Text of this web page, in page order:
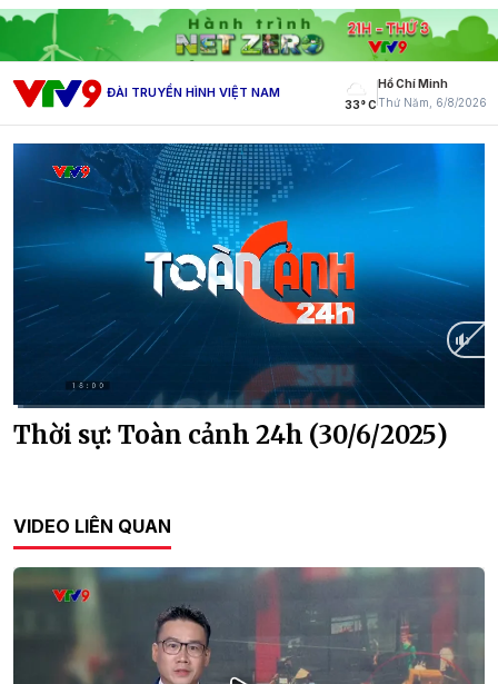
ĐÀI TRUYỀN HÌNH VIỆT NAM
33° C
Hồ Chí Minh
Thứ Năm, 6/8/2026
Current
0:16 Duration
27:32
Thời sự: Toàn cảnh 24h (30/6/2025)
VIDEO LIÊN QUAN